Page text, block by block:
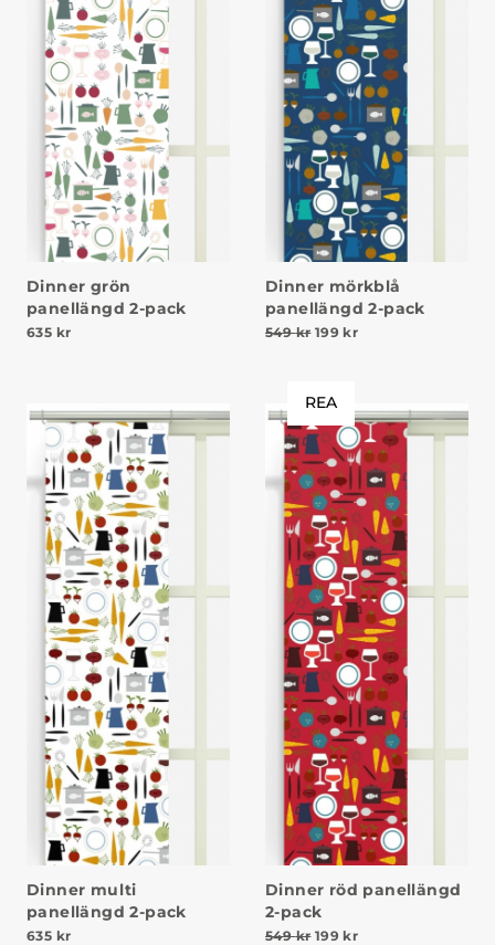
Dinner grön
panellängd 2-pack
635 kr
Dinner mörkblå
panellängd 2-pack
549kr Det ursprungliga priset
199 krDet nuvarande
Dinner multi
panellängd 2-pack
635 kr
REA
Dinner röd panellängd
2-pack
549kr Det ursprungliga priset
199 krDet nuvarande